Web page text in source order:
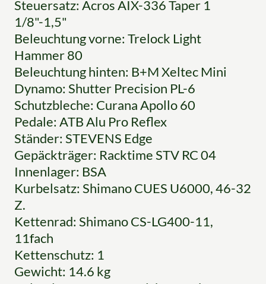
Steuersatz: Acros AIX-336 Taper 1
1/8"-1,5"
Beleuchtung vorne: Trelock Light
Hammer 80
Beleuchtung hinten: B+M Xeltec Mini
Dynamo: Shutter Precision PL-6
Schutzbleche: Curana Apollo 60
Pedale: ATB Alu Pro Reflex
Ständer: STEVENS Edge
Gepäckträger: Racktime STV RC 04
Innenlager: BSA
Kurbelsatz: Shimano CUES U6000, 46-32
Z.
Kettenrad: Shimano CS-LG400-11,
11fach
Kettenschutz: 1
Gewicht: 14.6 kg